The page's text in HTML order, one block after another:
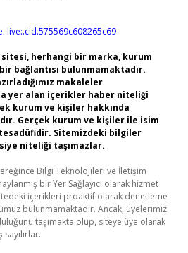
live:.cid.575569c608265c69
herhangi bir marka, kurum
bağlantısı bulunmamaktadır.
makaleler
yer alan içerikler haber niteliği
kurum ve kişiler hakkında
Gerçek kurum ve kişiler ile isim
Sitemizdeki bilgiler
niteliği taşımazlar.
Bilgi Teknolojileri ve İletişim
bir Yer Sağlayıcı olarak hizmet
içerikleri proaktif olarak denetleme
bulunmamaktadır. Ancak, üyelerimiz
taşımakta olup, siteye üye olarak